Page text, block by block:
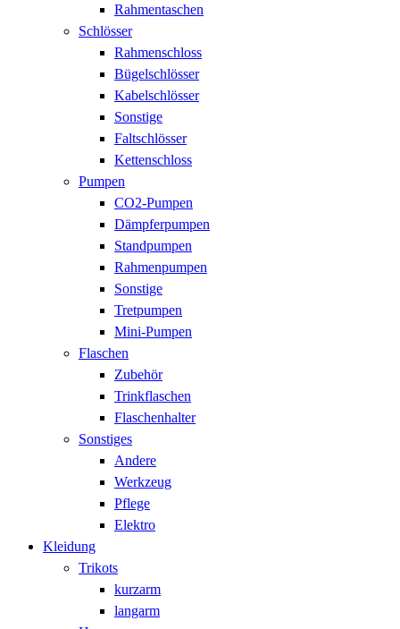
Rahmentaschen
Schlösser
Rahmenschloss
Bügelschlösser
Kabelschlösser
Sonstige
Faltschlösser
Kettenschloss
Pumpen
CO2-Pumpen
Dämpferpumpen
Standpumpen
Rahmenpumpen
Sonstige
Tretpumpen
Mini-Pumpen
Flaschen
Zubehör
Trinkflaschen
Flaschenhalter
Sonstiges
Andere
Werkzeug
Pflege
Elektro
Kleidung
Trikots
kurzarm
langarm